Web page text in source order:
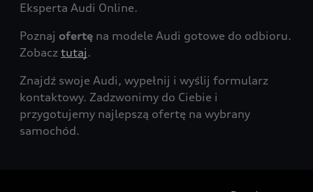
Eksperta Audi Online.
Poznaj ofertę na modele Audi gotowe do odbioru.
Zobacz tutaj.
Znajdź swoje Audi, wypełnij i wyślij formularz
kontaktowy. Zadzwonimy do Ciebie i
przygotujemy najlepszą ofertę na wybrany
samochód.